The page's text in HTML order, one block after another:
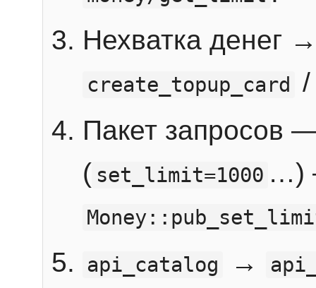
Нехватка денег
create_topup_card
Пакет запросов
( set_limit=1000 …)
api_catalog
→